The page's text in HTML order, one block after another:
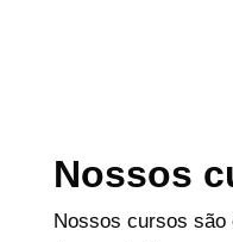
Nossos
Nossos cursos são